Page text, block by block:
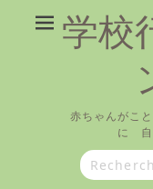
学校
赤ちゃんがこ
に 自
Search
for: